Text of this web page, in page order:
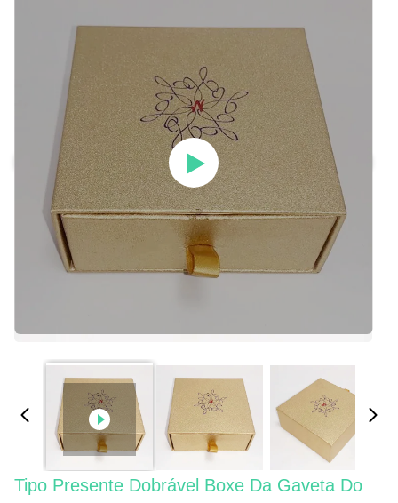
Tipo Presente Dobrável Boxe Da Gaveta Do